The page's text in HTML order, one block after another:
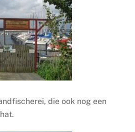
die ook nog een